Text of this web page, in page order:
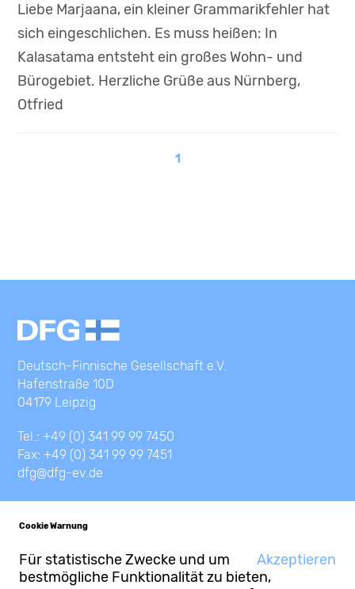
Liebe Marjaana, ein kleiner Grammarikfehler hat
sich eingeschlichen. Es muss heißen: In
Kalasatama entsteht ein großes Wohn- und
Bürogebiet. Herzliche Grüße aus Nürnberg,
Otfried
1
Deutsch-Finnische Gesellschaft e.V.
Hafenstraße 10D
04179 Leipzig
Tel.: +49 (0) 341 99 99 7450
Fax: +49 (0) 341 99 99 7451
dfg@dfg-ev.de
© Deutsch-Finnische Gesellschaft e.V. Kontakt
Cookie Warnung
Akzeptieren
Für statistische Zwecke und um
bestmögliche Funktionalität zu bieten,